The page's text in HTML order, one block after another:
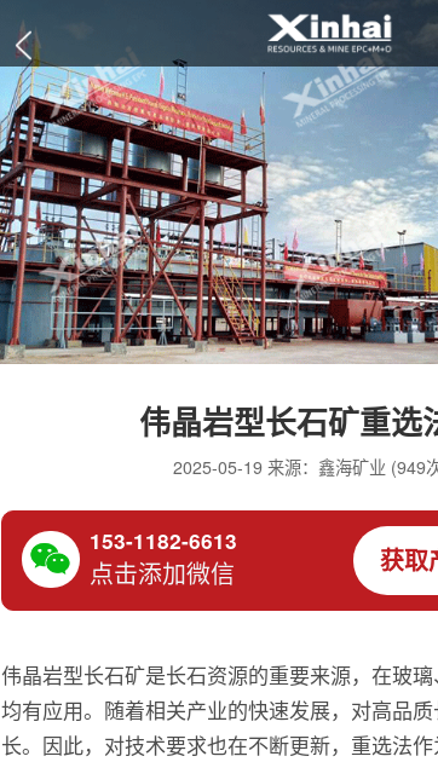
伟晶岩型长石矿重选
2025-05-19 来源：鑫海矿业 (949
153-1182-6613
点击添加微信 获取
伟晶岩型长石矿是长石资源的重要来源，在玻
均有应用。随着相关产业的快速发展，对高品
长。因此，对技术要求也在不断更新，重选法作